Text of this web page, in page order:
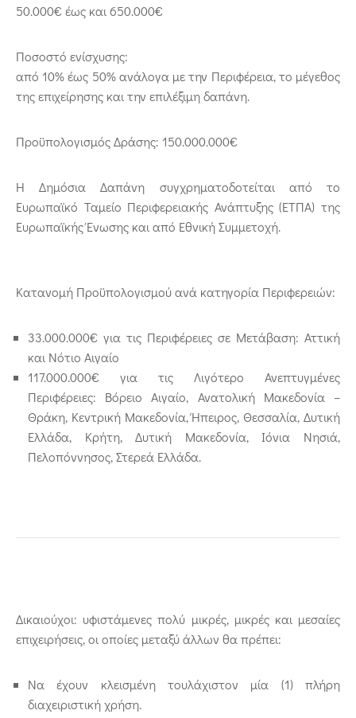
50.000€ έως και 650.000€
Ποσοστό ενίσχυσης:
από 10% έως 50% ανάλογα με την Περιφέρεια, το μέγεθος
της επιχείρησης και την επιλέξιμη δαπάνη.
Προϋπολογισμός Δράσης: 150.000.000€
Η Δημόσια Δαπάνη συγχρηματοδοτείται από το
Ευρωπαϊκό Ταμείο Περιφερειακής Ανάπτυξης (ΕΤΠΑ) της
Ευρωπαϊκής Ένωσης και από Εθνική Συμμετοχή.
Κατανομή Προϋπολογισμού ανά κατηγορία Περιφερειών:
33.000.000€ για τις Περιφέρειες σε Μετάβαση: Αττική
και Νότιο Αιγαίο
117.000.000€ για τις Λιγότερο Ανεπτυγμένες
Περιφέρειες: Βόρειο Αιγαίο, Ανατολική Μακεδονία –
Θράκη, Κεντρική Μακεδονία, Ήπειρος, Θεσσαλία, Δυτική
Ελλάδα, Κρήτη, Δυτική Μακεδονία, Ιόνια Νησιά,
Πελοπόννησος, Στερεά Ελλάδα.
Δικαιούχοι: υφιστάμενες πολύ μικρές, μικρές και μεσαίες
επιχειρήσεις, οι οποίες μεταξύ άλλων θα πρέπει:
Να έχουν κλεισμένη τουλάχιστον μία (1) πλήρη
διαχειριστική χρήση.